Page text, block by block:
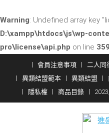
Warning: Undefined array key
D:\xampp\htdocs\js\wp-
pro\license\api.php on line 359
content
會員注意事項 二人同
異類結盟範本
異類結盟
隱私權
商品目錄